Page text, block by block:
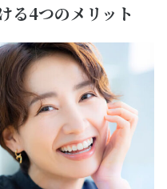
る4つのメリット